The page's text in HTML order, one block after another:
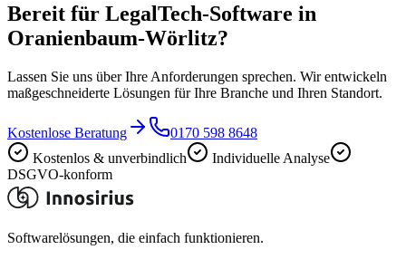
Bereit für LegalTech-Software in
Oranienbaum-Wörlitz?
Lassen Sie uns über Ihre Anforderungen sprechen. Wir entwickeln
maßgeschneiderte Lösungen für Ihre Branche und Ihren Standort.
Kostenlose Beratung
0170 598 8648
Kostenlos & unverbindlich
Individuelle Analyse
DSGVO-konform
Softwarelösungen, die einfach funktionieren.